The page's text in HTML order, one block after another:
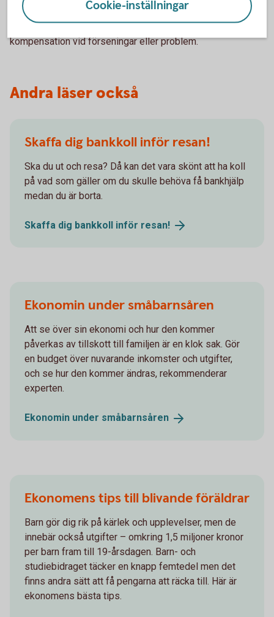
Förstå flygbolagets ansvar och rättigheter för gravida
passagerare, inklusive eventuell assistans och
kompensation vid förseningar eller problem.
Andra läser också
Skaffa dig bankkoll inför resan!
Ska du ut och resa? Då kan det vara skönt att ha koll
på vad som gäller om du skulle behöva få bankhjälp
medan du är borta.
Skaffa dig bankkoll inför resan!
Ekonomin under småbarnsåren
Att se över sin ekonomi och hur den kommer
påverkas av tillskott till familjen är en klok sak. Gör
en budget över nuvarande inkomster och utgifter,
och se hur den kommer ändras, rekommenderar
experten.
Ekonomin under småbarnsåren
Ekonomens tips till blivande föräldrar
Barn gör dig rik på kärlek och upplevelser, men de
innebär också utgifter – omkring 1,5 miljoner kronor
per barn fram till 19-årsdagen. Barn- och
studiebidraget täcker en knapp femtedel men det
finns andra sätt att få pengarna att räcka till. Här är
ekonomens bästa tips.
Cookie-inställningar